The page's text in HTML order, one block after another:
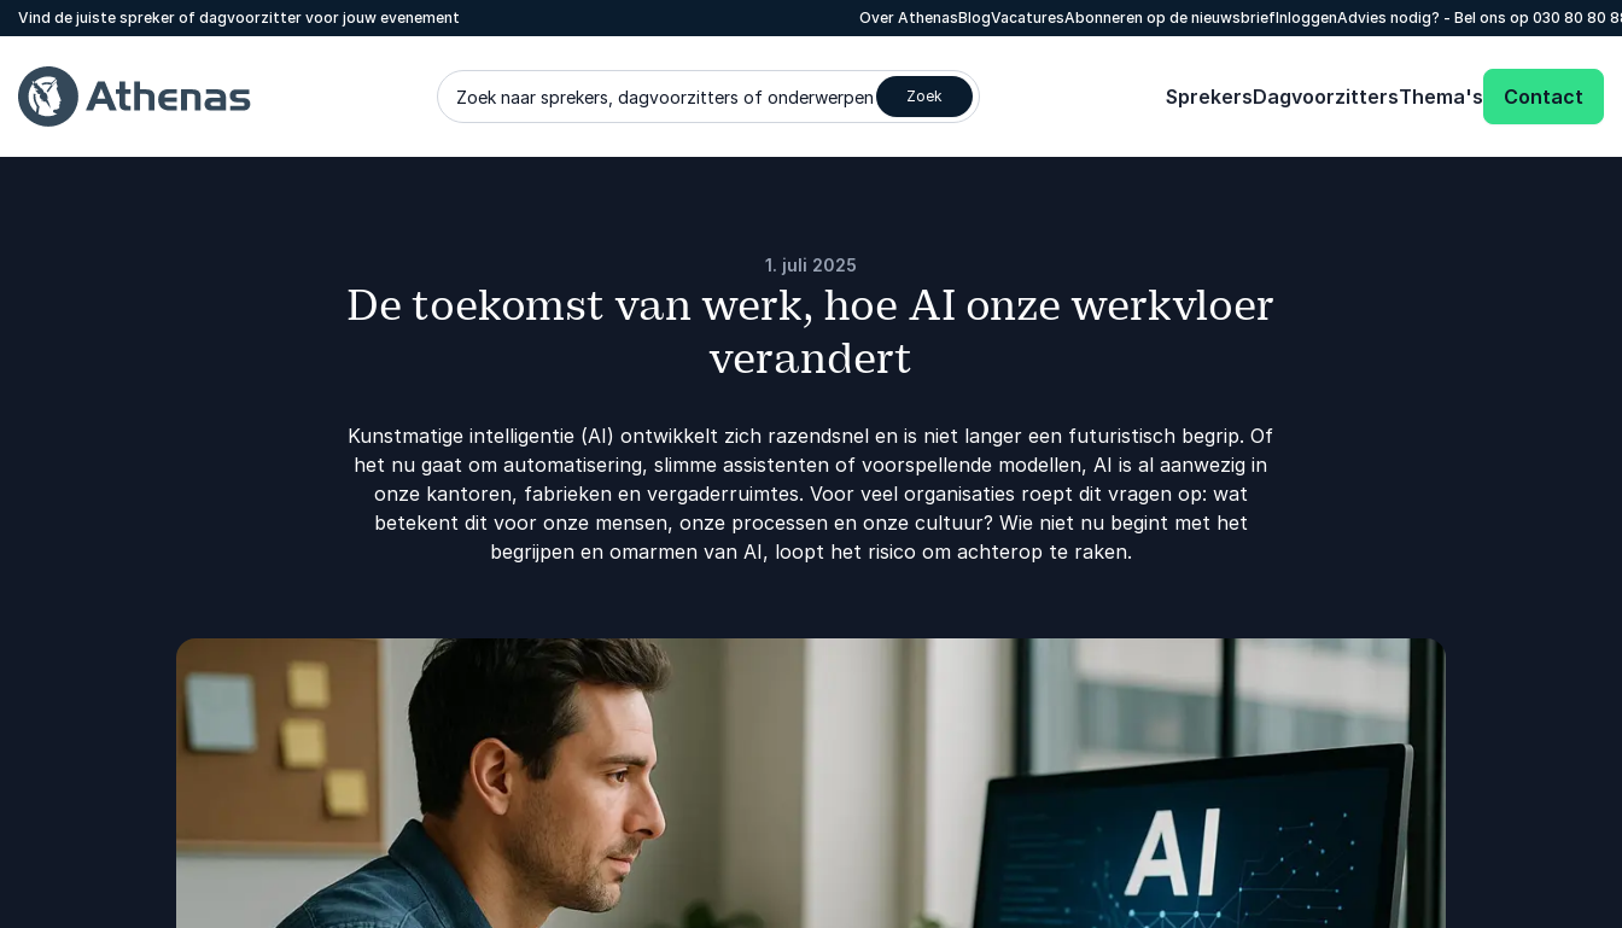
Vind de juiste spreker of dagvoorzitter voor jouw evenement Over AthenasBlogVacaturesAbonneren op de nieuwsbriefInloggenAdvies nodig? - Bel ons op 030 80 80
Zoek naar sprekers, dagvoorzitters of onderwerpen Zoek SprekersDagvoorzittersThema's Contact
1. juli 2025
De toekomst van werk, hoe AI onze werkvloer
verandert
Kunstmatige intelligentie (AI) ontwikkelt zich razendsnel en is niet langer een futuristisch begrip. Of
het nu gaat om automatisering, slimme assistenten of voorspellende modellen, AI is al aanwezig in
onze kantoren, fabrieken en vergaderruimtes. Voor veel organisaties roept dit vragen op: wat
betekent dit voor onze mensen, onze processen en onze cultuur? Wie niet nu begint met het
begrijpen en omarmen van AI, loopt het risico om achterop te raken.